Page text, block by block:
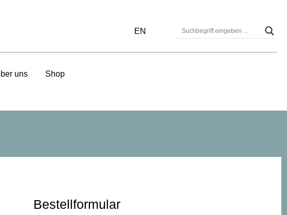
uns Shop
EN
Bestellformular